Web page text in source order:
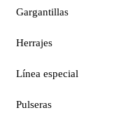
Gargantillas
Herrajes
Línea especial
Pulseras